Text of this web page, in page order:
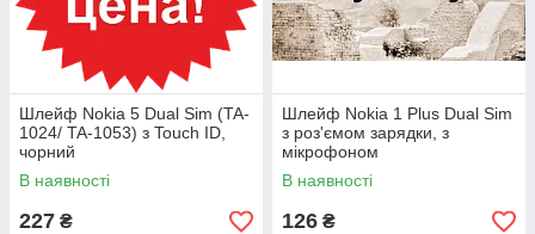
Шлейф Nokia 5 Dual Sim (TA-
1024/ TA-1053) з Touch ID,
чорний
В наявності
227 ₴
Шлейф Nokia 1 Plus Dual Sim
з роз'ємом зарядки, з
мікрофоном
В наявності
126 ₴